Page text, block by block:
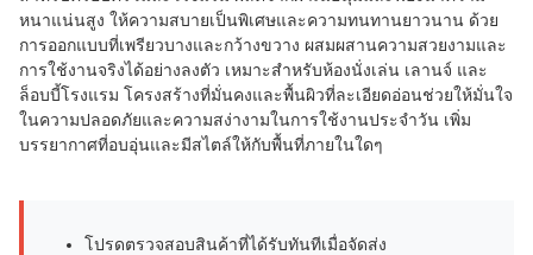
หนาแน่นสูง ให้ความสบายเป็นพิเศษและความทนทานยาวนาน ด้วย
การออกแบบที่เพรียวบางและกว้างขวาง ผสมผสานความสวยงามและ
การใช้งานจริงได้อย่างลงตัว เหมาะสำหรับห้องนั่งเล่น เลานจ์ และ
ล็อบบี้โรงแรม โครงสร้างที่มั่นคงและพื้นผิวที่ละเอียดอ่อนช่วยให้มั่นใจ
ในความปลอดภัยและความสง่างามในการใช้งานประจำวัน เพิ่ม
บรรยากาศที่อบอุ่นและมีสไตล์ให้กับพื้นที่ภายในใดๆ
โปรดตรวจสอบสินค้าที่ได้รับทันทีเมื่อจัดส่ง